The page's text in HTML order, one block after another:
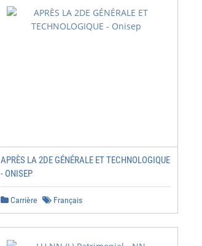
APRÈS LA 2DE GÉNÉRALE ET TECHNOLOGIQUE
- ONISEP
Carrière Français